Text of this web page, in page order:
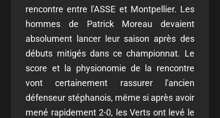
rencontre entre l'ASSE et Montpellier. Les
hommes de Patrick Moreau devaient
absolument lancer leur saison après des
débuts mitigés dans ce championnat. Le
score et la physionomie de la rencontre
vont certainement rassurer l'ancien
défenseur stéphanois, même si après avoir
mené rapidement 2-0, les Verts ont levé le